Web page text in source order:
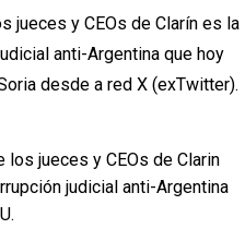
jueces y CEOs de Clarín es la
anti-Argentina que hoy
desde a red X (exTwitter).
los jueces y CEOs de Clarin
judicial anti-Argentina